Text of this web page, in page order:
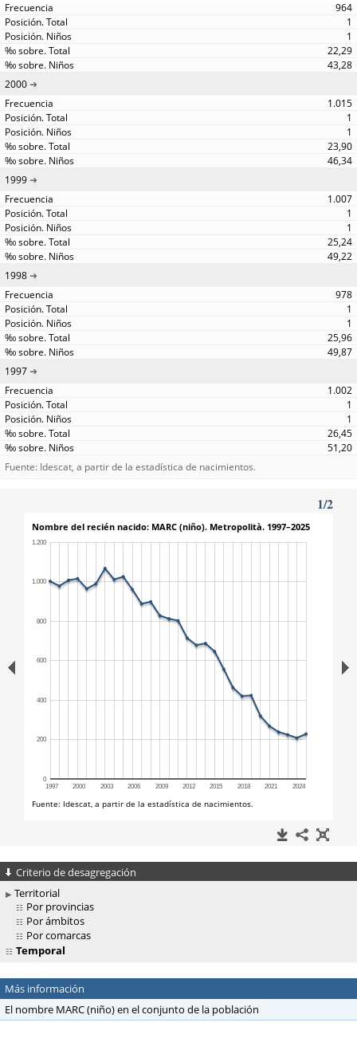
964
1
1
22,29
43,28
2000
1.015
1
1
23,90
46,34
1999
1.007
1
1
25,24
49,22
1998
978
1
1
25,96
49,87
1997
1.002
1
1
26,45
51,20
Fuente: Idescat, a partir de la estadística de nacimientos.
Criterio de desagregación
Territorial
Por provincias
Por ámbitos
Por comarcas
Temporal
Más información
El nombre MARC (niño) en el conjunto de la población